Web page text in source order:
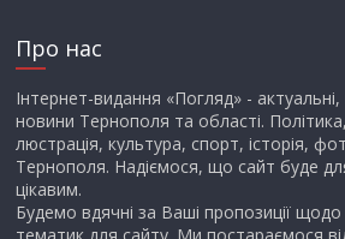
Про нас
Інтернет-видання «Погляд» - актуальні,
новини Тернополя та області. Політика,
люстрація, культура, спорт, історія,
Тернополя. Надіємося, що сайт буде
цікавим.
Будемо вдячні за Ваші пропозиції
тематик для сайту. Ми постараємося